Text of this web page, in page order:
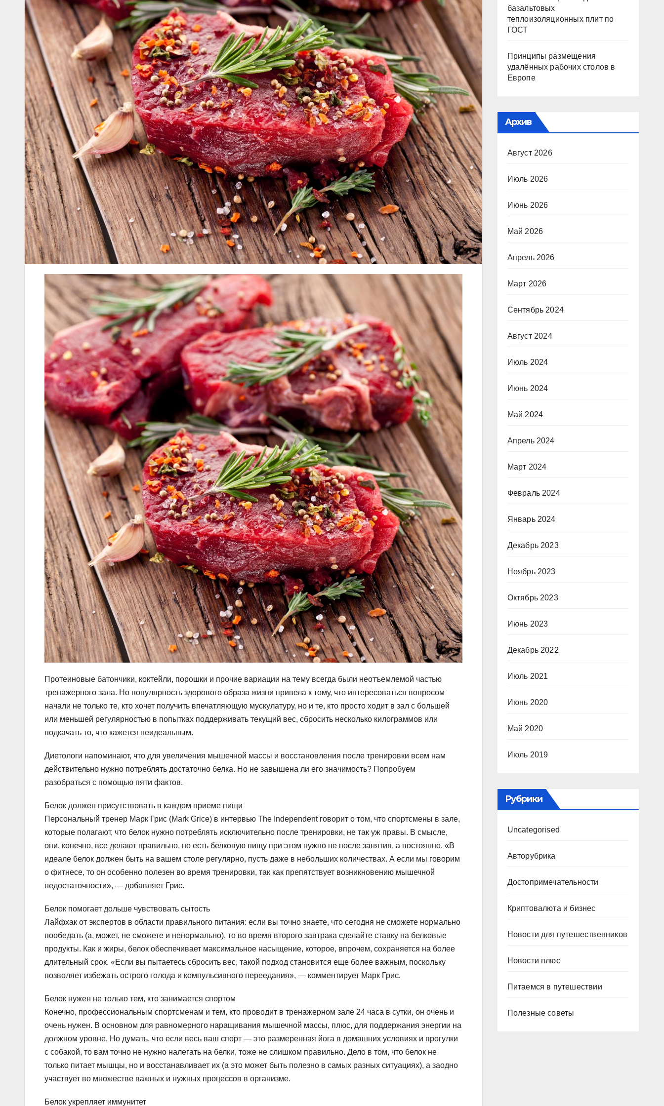
Протеиновые батончики, коктейли, порошки и прочие вариации на тему всегда были неотъемлемой частью
тренажерного зала. Но популярность здорового образа жизни привела к тому, что интересоваться вопросом
начали не только те, кто хочет получить впечатляющую мускулатуру, но и те, кто просто ходит в зал с большей
или меньшей регулярностью в попытках поддерживать текущий вес, сбросить несколько килограммов или
подкачать то, что кажется неидеальным.
Диетологи напоминают, что для увеличения мышечной массы и восстановления после тренировки всем нам
действительно нужно потреблять достаточно белка. Но не завышена ли его значимость? Попробуем
разобраться с помощью пяти фактов.
Белок должен присутствовать в каждом приеме пищи
Персональный тренер Марк Грис (Mark Grice) в интервью The Independent говорит о том, что спортсмены в зале,
которые полагают, что белок нужно потреблять исключительно после тренировки, не так уж правы. В смысле,
они, конечно, все делают правильно, но есть белковую пищу при этом нужно не после занятия, а постоянно. «В
идеале белок должен быть на вашем столе регулярно, пусть даже в небольших количествах. А если мы говорим
о фитнесе, то он особенно полезен во время тренировки, так как препятствует возникновению мышечной
недостаточности», — добавляет Грис.
Белок помогает дольше чувствовать сытость
Лайфхак от экспертов в области правильного питания: если вы точно знаете, что сегодня не сможете нормально
пообедать (а, может, не сможете и ненормально), то во время второго завтрака сделайте ставку на белковые
продукты. Как и жиры, белок обеспечивает максимальное насыщение, которое, впрочем, сохраняется на более
длительный срок. «Если вы пытаетесь сбросить вес, такой подход становится еще более важным, поскольку
позволяет избежать острого голода и компульсивного переедания», — комментирует Марк Грис.
Белок нужен не только тем, кто занимается спортом
Конечно, профессиональным спортсменам и тем, кто проводит в тренажерном зале 24 часа в сутки, он очень и
очень нужен. В основном для равномерного наращивания мышечной массы, плюс, для поддержания энергии на
должном уровне. Но думать, что если весь ваш спорт — это размеренная йога в домашних условиях и прогулки
с собакой, то вам точно не нужно налегать на белки, тоже не слишком правильно. Дело в том, что белок не
только питает мышцы, но и восстанавливает их (а это может быть полезно в самых разных ситуациях), а заодно
участвует во множестве важных и нужных процессов в организме.
Белок укрепляет иммунитет
базальтовых
теплоизоляционных плит по
ГОСТ
Принципы размещения
удалённых рабочих столов в
Европе
Архив
Август 2026
Июль 2026
Июнь 2026
Май 2026
Апрель 2026
Март 2026
Сентябрь 2024
Август 2024
Июль 2024
Июнь 2024
Май 2024
Апрель 2024
Март 2024
Февраль 2024
Январь 2024
Декабрь 2023
Ноябрь 2023
Октябрь 2023
Июнь 2023
Декабрь 2022
Июль 2021
Июнь 2020
Май 2020
Июль 2019
Рубрики
Uncategorised
Авторубрика
Достопримечательности
Криптовалюта и бизнес
Новости для путешественников
Новости плюс
Питаемся в путешествии
Полезные советы